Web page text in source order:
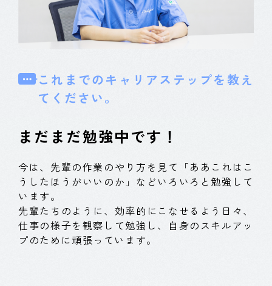
これまでのキャリアステップを教え
てください。
まだまだ勉強中です！
今は、先輩の作業のやり方を見て「ああこれはこ
うしたほうがいいのか」などいろいろと勉強して
います。
先輩たちのように、効率的にこなせるよう日々、
仕事の様子を観察して勉強し、自身のスキルアッ
プのために頑張っています。